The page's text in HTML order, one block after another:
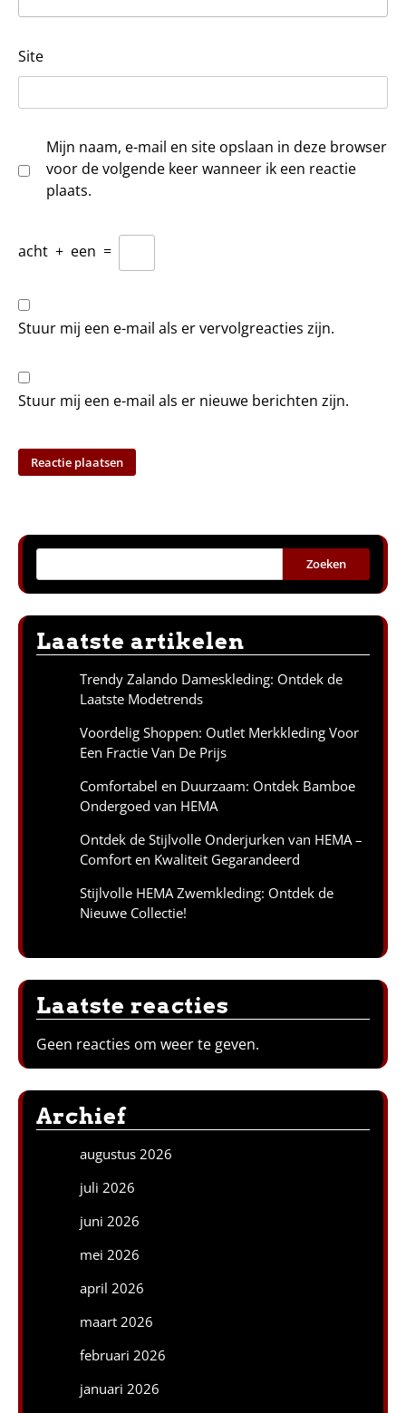
Site
Mijn naam, e-mail en site opslaan in deze browser
voor de volgende keer wanneer ik een reactie
plaats.
acht + een =
Stuur mij een e-mail als er vervolgreacties zijn.
Stuur mij een e-mail als er nieuwe berichten zijn.
Zoeken
Laatste artikelen
Trendy Zalando Dameskleding: Ontdek de
Laatste Modetrends
Voordelig Shoppen: Outlet Merkkleding Voor
Een Fractie Van De Prijs
Comfortabel en Duurzaam: Ontdek Bamboe
Ondergoed van HEMA
Ontdek de Stijlvolle Onderjurken van HEMA –
Comfort en Kwaliteit Gegarandeerd
Stijlvolle HEMA Zwemkleding: Ontdek de
Nieuwe Collectie!
Laatste reacties
Geen reacties om weer te geven.
Archief
augustus 2026
juli 2026
juni 2026
mei 2026
april 2026
maart 2026
februari 2026
januari 2026